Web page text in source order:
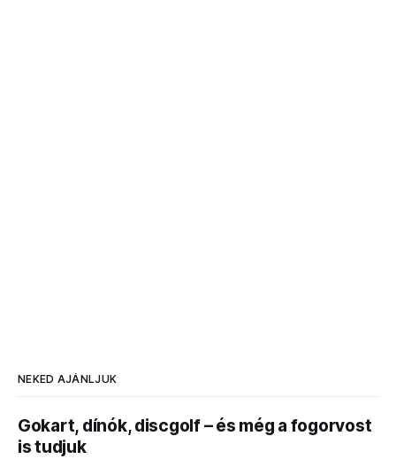
NEKED AJÁNLJUK
Gokart, dínók, discgolf – és még a fogorvost
is tudjuk